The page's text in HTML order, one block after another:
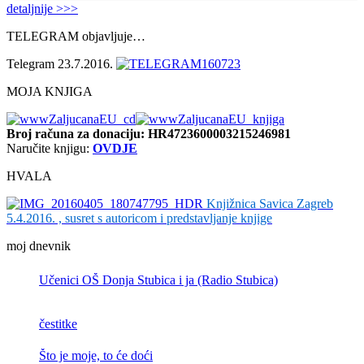
detaljnije >>>
TELEGRAM objavljuje…
Telegram 23.7.2016.
MOJA KNJIGA
Broj računa za donaciju: HR4723600003215246981
Naručite knjigu: OVDJE
HVALA
Knjižnica Savica Zagreb
5.4.2016. , susret s autoricom i predstavljanje knjige
moj dnevnik
Učenici OŠ Donja Stubica i ja (Radio Stubica)
čestitke
Što je moje, to će doći